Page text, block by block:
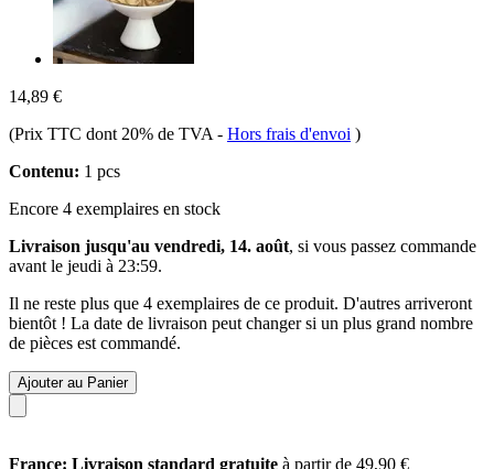
14,89 €
(Prix TTC dont 20% de TVA - Hors frais d'envoi )
Contenu: 1 pcs
Encore 4 exemplaires en stock
Livraison jusqu'au vendredi, 14. août, si vous passez commande
avant le jeudi à 23:59.
Il ne reste plus que 4 exemplaires de ce produit. D'autres arriveront
bientôt ! La date de livraison peut changer si un plus grand nombre
de pièces est commandé.
Ajouter au Panier
France: Livraison standard gratuite à partir de 49,90 €